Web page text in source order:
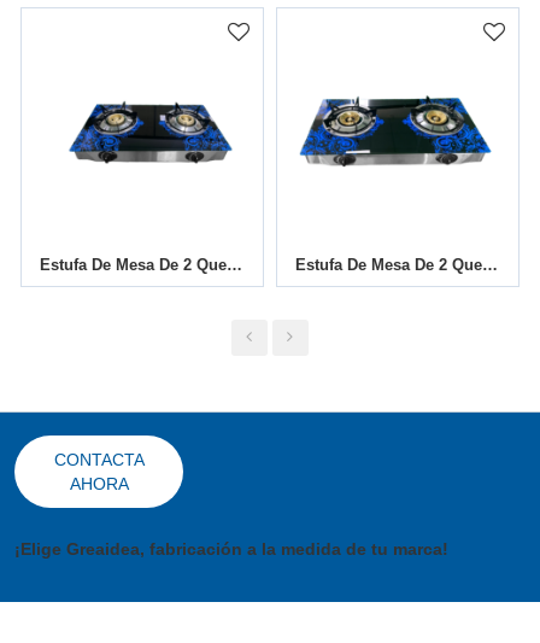
Estufa De Mesa De 2 Quemadores TGB-G2006 Estufa De Mesa De 2 Quemadores TGB-G2007
CONTACTA
AHORA
¡Elige Greaidea, fabricación a la medida de tu marca!